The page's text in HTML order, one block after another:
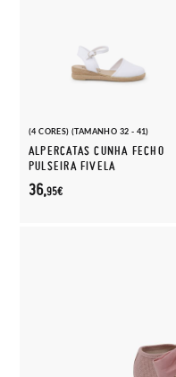
(4 CORES) (TAMANHO 32 - 41)
ALPERCATAS CUNHA FECHO
PULSEIRA FIVELA
36,95€